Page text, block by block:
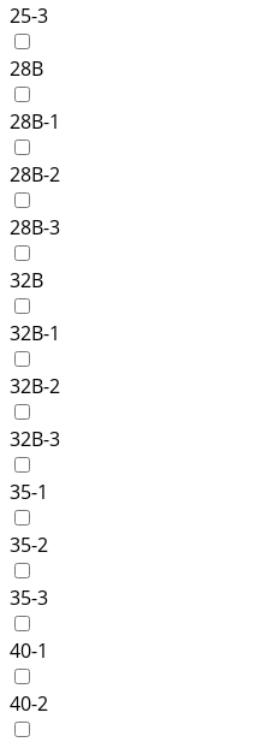
25-3
28B
28B-1
28B-2
28B-3
32B
32B-1
32B-2
32B-3
35-1
35-2
35-3
40-1
40-2